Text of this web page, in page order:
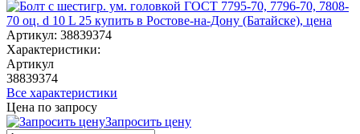
Артикул: 38839374
Характеристики:
Артикул
38839374
Все характеристики
Цена по запросу
Запросить цену